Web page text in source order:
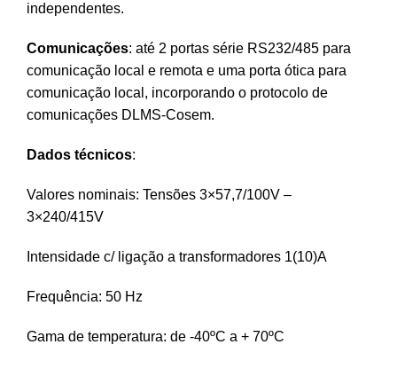
independentes.
Comunicações: até 2 portas série RS232/485 para
comunicação local e remota e uma porta ótica para
comunicação local, incorporando o protocolo de
comunicações DLMS-Cosem.
Dados técnicos:
Valores nominais: Tensões 3×57,7/100V –
3×240/415V
Intensidade c/ ligação a transformadores 1(10)A
Frequência: 50 Hz
Gama de temperatura: de -40ºC a + 70ºC